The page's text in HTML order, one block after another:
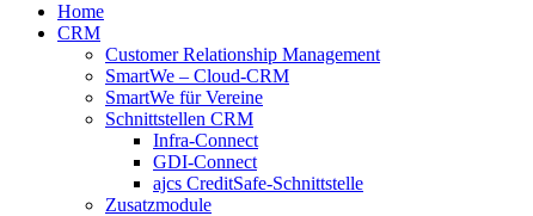
Home
CRM
Customer Relationship Management
SmartWe – Cloud-CRM
SmartWe für Vereine
Schnittstellen CRM
Infra-Connect
GDI-Connect
ajcs CreditSafe-Schnittstelle
Zusatzmodule